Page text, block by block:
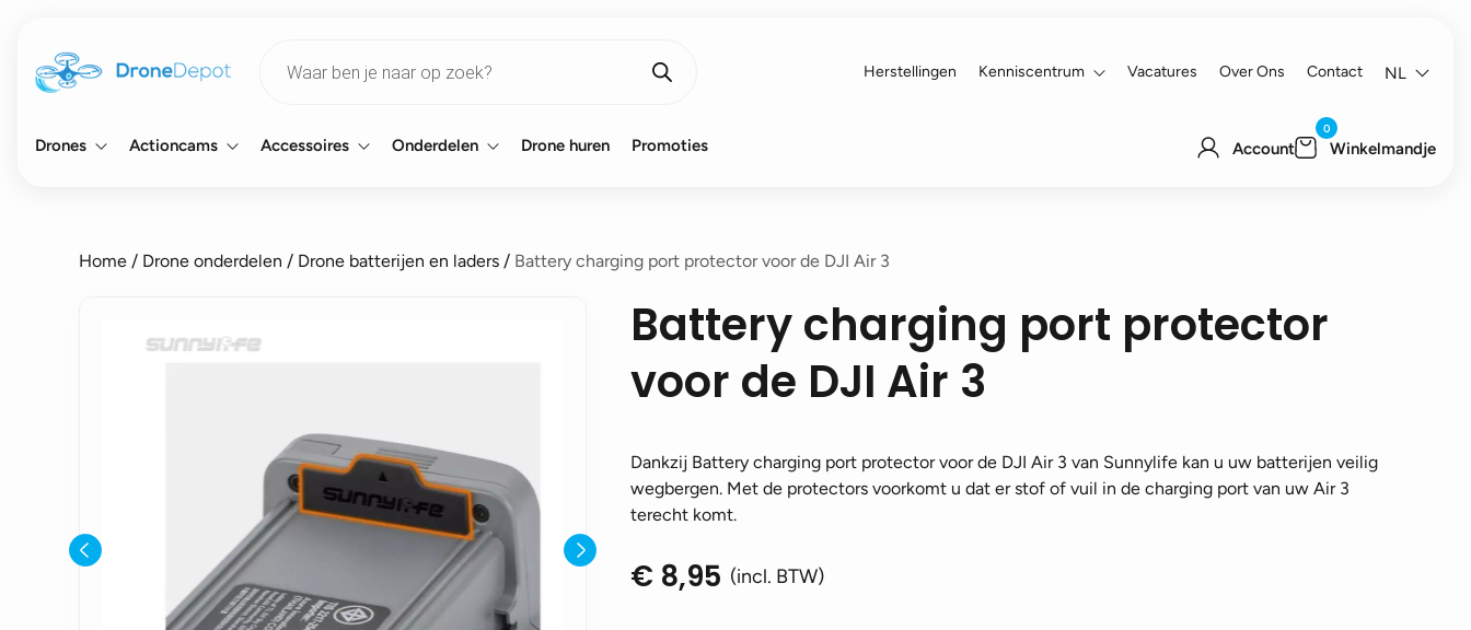
search
Herstellingen Kenniscentrum Vacatures Over Ons Contact NL
Drones Actioncams Accessoires Onderdelen Drone huren Promoties Account
0
Winkelmandje
Home / Drone onderdelen / Drone batterijen en laders / Battery charging port protector voor de DJI Air 3
Battery charging port protector
voor de DJI Air 3
Dankzij Battery charging port protector voor de DJI Air 3 van Sunnylife kan u uw batterijen veilig
wegbergen. Met de protectors voorkomt u dat er stof of vuil in de charging port van uw Air 3
terecht komt.
€ 8,95 (incl. BTW)